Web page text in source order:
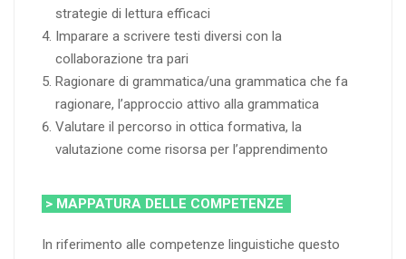
strategie di lettura efficaci
Imparare a scrivere testi diversi con la
collaborazione tra pari
Ragionare di grammatica/una grammatica che fa
ragionare, l’approccio attivo alla grammatica
Valutare il percorso in ottica formativa, la
valutazione come risorsa per l’apprendimento
> MAPPATURA DELLE COMPETENZE
In riferimento alle competenze linguistiche questo